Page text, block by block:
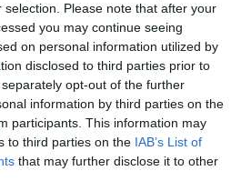
Please note that after your
you may continue seeing
on personal information utilized by
disclosed to third parties prior to
opt-out of the further
information by third parties on the
participants. This information may
to third parties on the IAB’s List of
that may further disclose it to other